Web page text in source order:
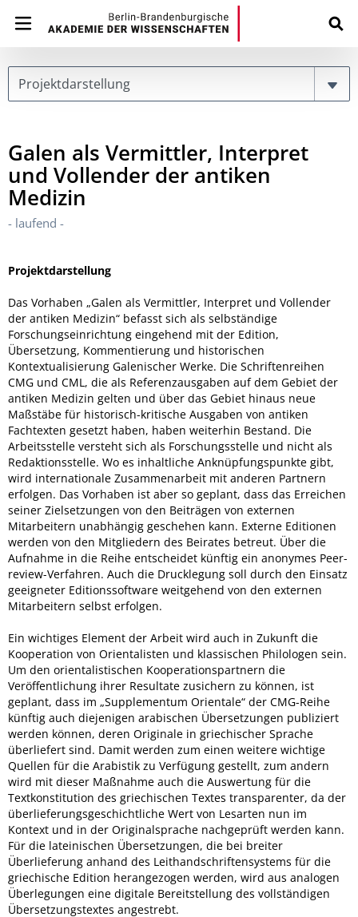
Page
Galen als Vermittler, Interpret
und Vollender der antiken
Medizin
- laufend -
Projektdarstellung
Das Vorhaben „Galen als Vermittler, Interpret und Vollender
der antiken Medizin“ befasst sich als selbständige
Forschungseinrichtung eingehend mit der Edition,
Übersetzung, Kommentierung und historischen
Kontextualisierung Galenischer Werke. Die Schriftenreihen
CMG und CML, die als Referenzausgaben auf dem Gebiet der
antiken Medizin gelten und über das Gebiet hinaus neue
Maßstäbe für historisch-kritische Ausgaben von antiken
Fachtexten gesetzt haben, haben weiterhin Bestand. Die
Arbeitsstelle versteht sich als Forschungsstelle und nicht als
Redaktionsstelle. Wo es inhaltliche Anknüpfungspunkte gibt,
wird internationale Zusammenarbeit mit anderen Partnern
erfolgen. Das Vorhaben ist aber so geplant, dass das Erreichen
seiner Zielsetzungen von den Beiträgen von externen
Mitarbeitern unabhängig geschehen kann. Externe Editionen
werden von den Mitgliedern des Beirates betreut. Über die
Aufnahme in die Reihe entscheidet künftig ein anonymes Peer-
review-Verfahren. Auch die Drucklegung soll durch den Einsatz
geeigneter Editionssoftware weitgehend von den externen
Mitarbeitern selbst erfolgen.
Ein wichtiges Element der Arbeit wird auch in Zukunft die
Kooperation von Orientalisten und klassischen Philologen sein.
Um den orientalistischen Kooperationspartnern die
Veröffentlichung ihrer Resultate zusichern zu können, ist
geplant, dass im „Supplementum Orientale“ der CMG-Reihe
künftig auch diejenigen arabischen Übersetzungen publiziert
werden können, deren Originale in griechischer Sprache
überliefert sind. Damit werden zum einen weitere wichtige
Quellen für die Arabistik zu Verfügung gestellt, zum andern
wird mit dieser Maßnahme auch die Auswertung für die
Textkonstitution des griechischen Textes transparenter, da der
überlieferungsgeschichtliche Wert von Lesarten nun im
Kontext und in der Originalsprache nachgeprüft werden kann.
Für die lateinischen Übersetzungen, die bei breiter
Überlieferung anhand des Leithandschriftensystems für die
griechische Edition herangezogen werden, wird aus analogen
Überlegungen eine digitale Bereitstellung des vollständigen
Übersetzungstextes angestrebt.